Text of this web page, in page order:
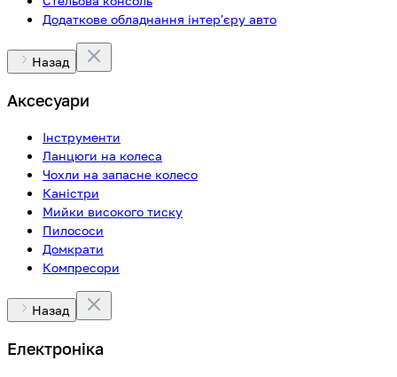
Додаткове обладнання інтер'єру авто
Назад
Аксесуари
Інструменти
Ланцюги на колеса
Чохли на запасне колесо
Каністри
Мийки високого тиску
Пилососи
Домкрати
Компресори
Назад
Електроніка